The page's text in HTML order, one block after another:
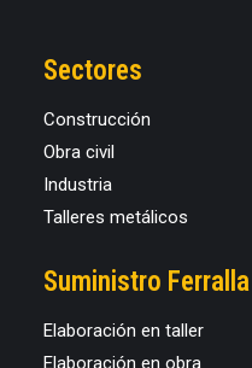
Sectores
Construcción
Obra civil
Industria
Talleres metálicos
Suministro Ferralla
Elaboración en taller
Elaboración en obra